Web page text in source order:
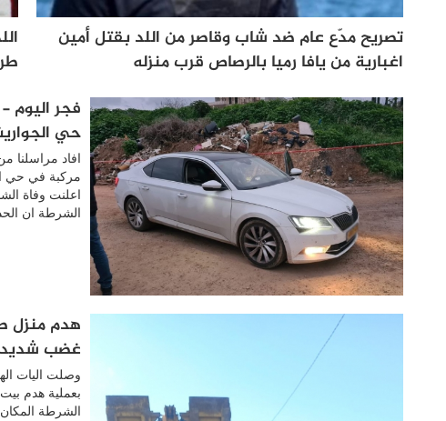
تصريح مدّع عام ضد شاب وقاصر من اللد بقتل أمين
اغبارية من يافا رميا بالرصاص قرب منزله
فجر اليوم
حي
افاد
مركبة في حي
اعلنت وفاة
الشرطة ان
هدم منزل
غضب شديد
وصلت اليات
بعملية هدم
الشرطة